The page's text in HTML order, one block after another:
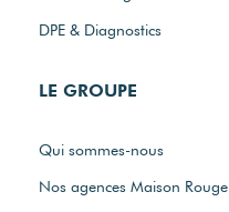
DPE & Diagnostics
LE GROUPE
Qui sommes-nous
Nos agences Maison Rouge